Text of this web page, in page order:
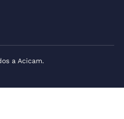
a Acicam.